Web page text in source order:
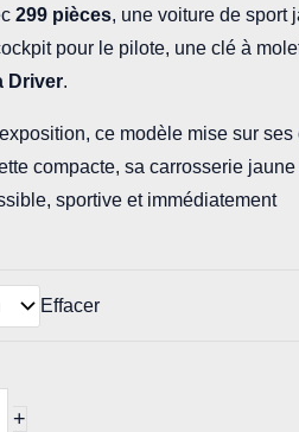
299 pièces, une voiture de sport
pour le pilote, une clé à
Driver.
ce modèle mise sur ses
compacte, sa carrosserie jaune
sportive et immédiatement
Effacer
+